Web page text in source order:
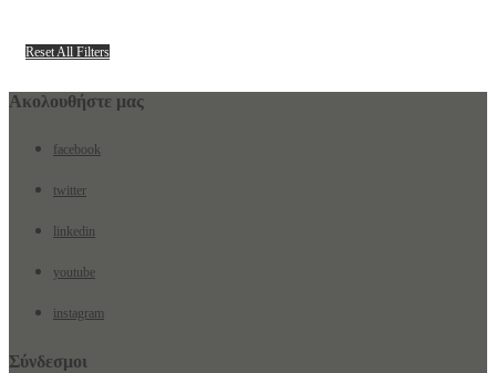
Reset All Filters
Ακολουθήστε μας
facebook
twitter
linkedin
youtube
instagram
Σύνδεσμοι